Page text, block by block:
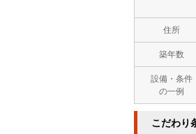
住所
築年数
設備・条件
の一例
こだわり